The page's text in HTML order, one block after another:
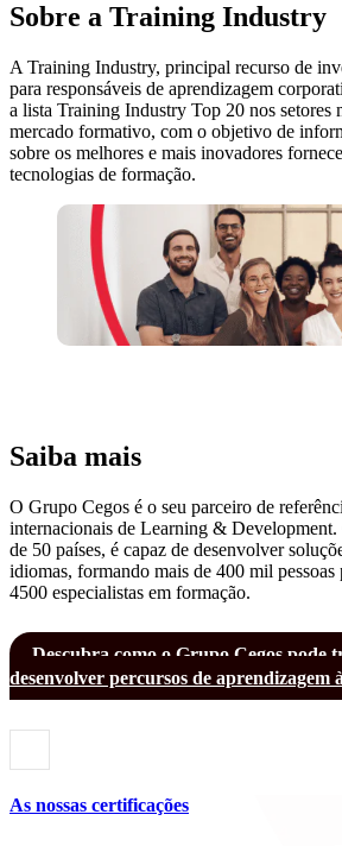
Sobre a Training Industry
A Training Industry, principal recurso de
para responsáveis de aprendizagem
a lista Training Industry Top 20 nos setores
mercado formativo, com o objetivo de
sobre os melhores e mais inovadores
tecnologias de formação.
Saiba mais
O Grupo Cegos é o seu parceiro de
internacionais de Learning & Development.
de 50 países, é capaz de desenvolver
idiomas, formando mais de 400 mil
4500 especialistas em formação.
Descubra como o Grupo Cegos pode
desenvolver percursos de aprendizagem
As nossas certificações